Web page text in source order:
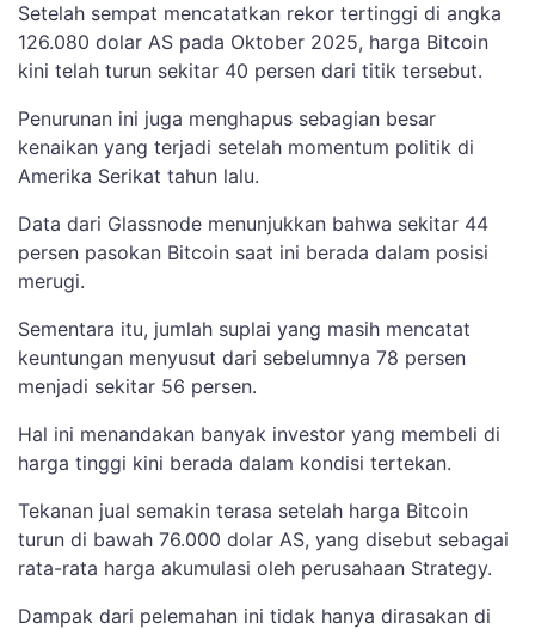
Setelah sempat mencatatkan rekor tertinggi di angka
126.080 dolar AS pada Oktober 2025, harga Bitcoin
kini telah turun sekitar 40 persen dari titik tersebut.
Penurunan ini juga menghapus sebagian besar
kenaikan yang terjadi setelah momentum politik di
Amerika Serikat tahun lalu.
Data dari Glassnode menunjukkan bahwa sekitar 44
persen pasokan Bitcoin saat ini berada dalam posisi
merugi.
Sementara itu, jumlah suplai yang masih mencatat
keuntungan menyusut dari sebelumnya 78 persen
menjadi sekitar 56 persen.
Hal ini menandakan banyak investor yang membeli di
harga tinggi kini berada dalam kondisi tertekan.
Tekanan jual semakin terasa setelah harga Bitcoin
turun di bawah 76.000 dolar AS, yang disebut sebagai
rata-rata harga akumulasi oleh perusahaan Strategy.
Dampak dari pelemahan ini tidak hanya dirasakan di